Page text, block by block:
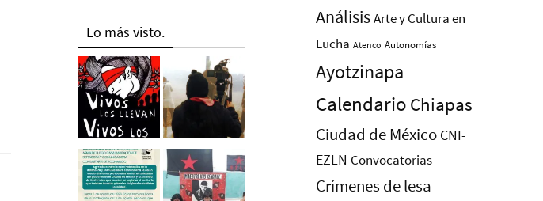
Lo más visto.
AnálisisArte y Cultura en
Lucha Atenco Autonomías
Ayotzinapa
Calendario Chiapas
Ciudad de México CNI-
EZLN Convocatorias
Crímenes de lesa